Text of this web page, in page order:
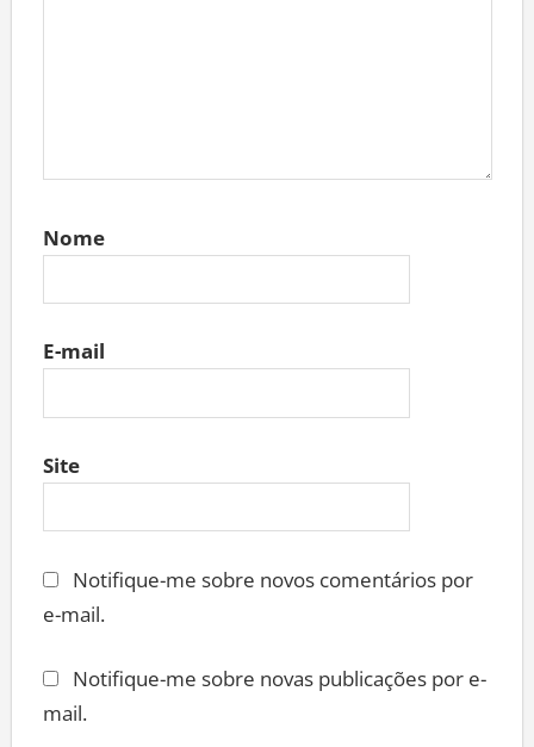
Nome
E-mail
Site
Notifique-me sobre novos comentários por
e-mail.
Notifique-me sobre novas publicações por e-
mail.